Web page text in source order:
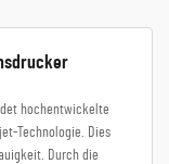
hochentwickelte
Technologie. Dies
Durch die